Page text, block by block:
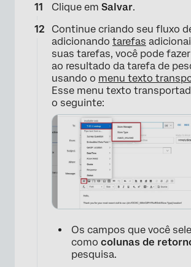
Clique em Salvar.
Continue criando seu fluxo
adicionando tarefas
suas tarefas, você pode
ao resultado da tarefa de
usando o menu texto
Esse menu texto
o seguinte:
Os campos que você
como colunas de
pesquisa.